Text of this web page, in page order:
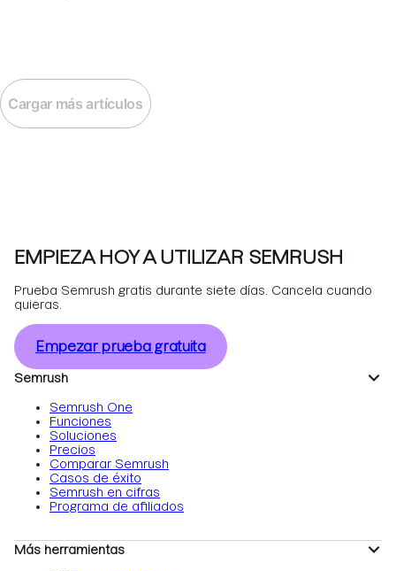
Cargar más artículos
EMPIEZA HOY A UTILIZAR SEMRUSH
Prueba Semrush gratis durante siete días. Cancela cuando
quieras.
Empezar prueba gratuita
Semrush
Semrush One
Funciones
Soluciones
Precios
Comparar Semrush
Casos de éxito
Semrush en cifras
Programa de afiliados
Más herramientas